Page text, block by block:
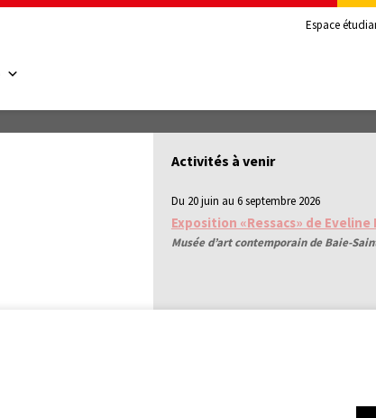
Espace
Activités à venir
Du 20 juin au 6 septembre 2026
Exposition «Ressacs» de Eveline
Musée d’art contemporain de Baie-